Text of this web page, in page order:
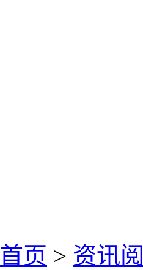
首页 > 资讯